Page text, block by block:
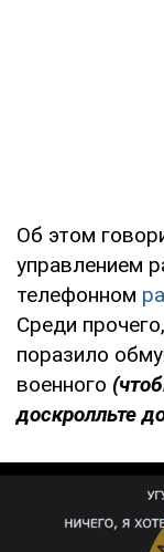
Об этом
управлением
телефонном
Среди
поразило
военного
доскролльте